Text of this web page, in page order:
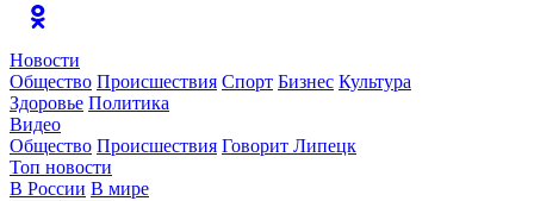
Новости
Общество Происшествия Спорт Бизнес Культура
Здоровье Политика
Видео
Общество Происшествия Говорит Липецк
Топ новости
В России В мире